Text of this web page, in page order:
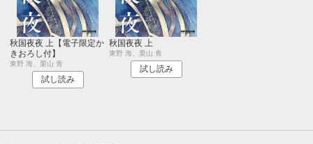
秋国夜夜 上【電子限定か
きおろし付】
東野 海、栗山 青
試し読み
秋国夜夜 上
東野 海、栗山 青
試し読み